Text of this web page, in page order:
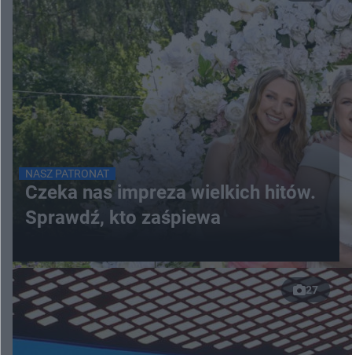
NASZ PATRONAT
Czeka nas impreza wielkich hitów.
Sprawdź, kto zaśpiewa
27